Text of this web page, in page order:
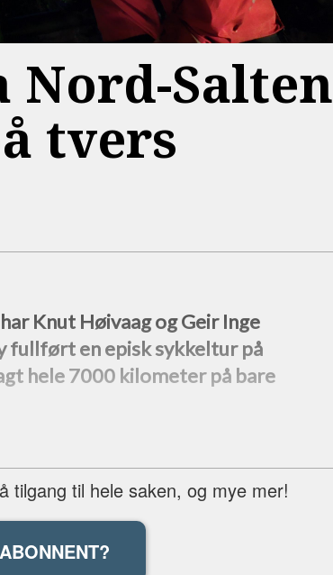
Nord-Salten
tvers
Knut Høivaag og Geir Inge
fullført en episk sykkeltur på
hele 7000 kilometer på bare
tilgang til hele saken, og mye mer!